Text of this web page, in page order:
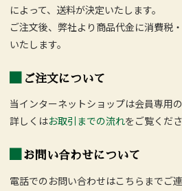
によって、送料が決定いたします。
ご注文後、弊社より商品代金に消費税
いたします。
ご注文について
当インターネットショップは会員専用
詳しくはお取引までの流れをご覧くださ
お問い合わせについて
電話でのお問い合わせはこちらまでご連